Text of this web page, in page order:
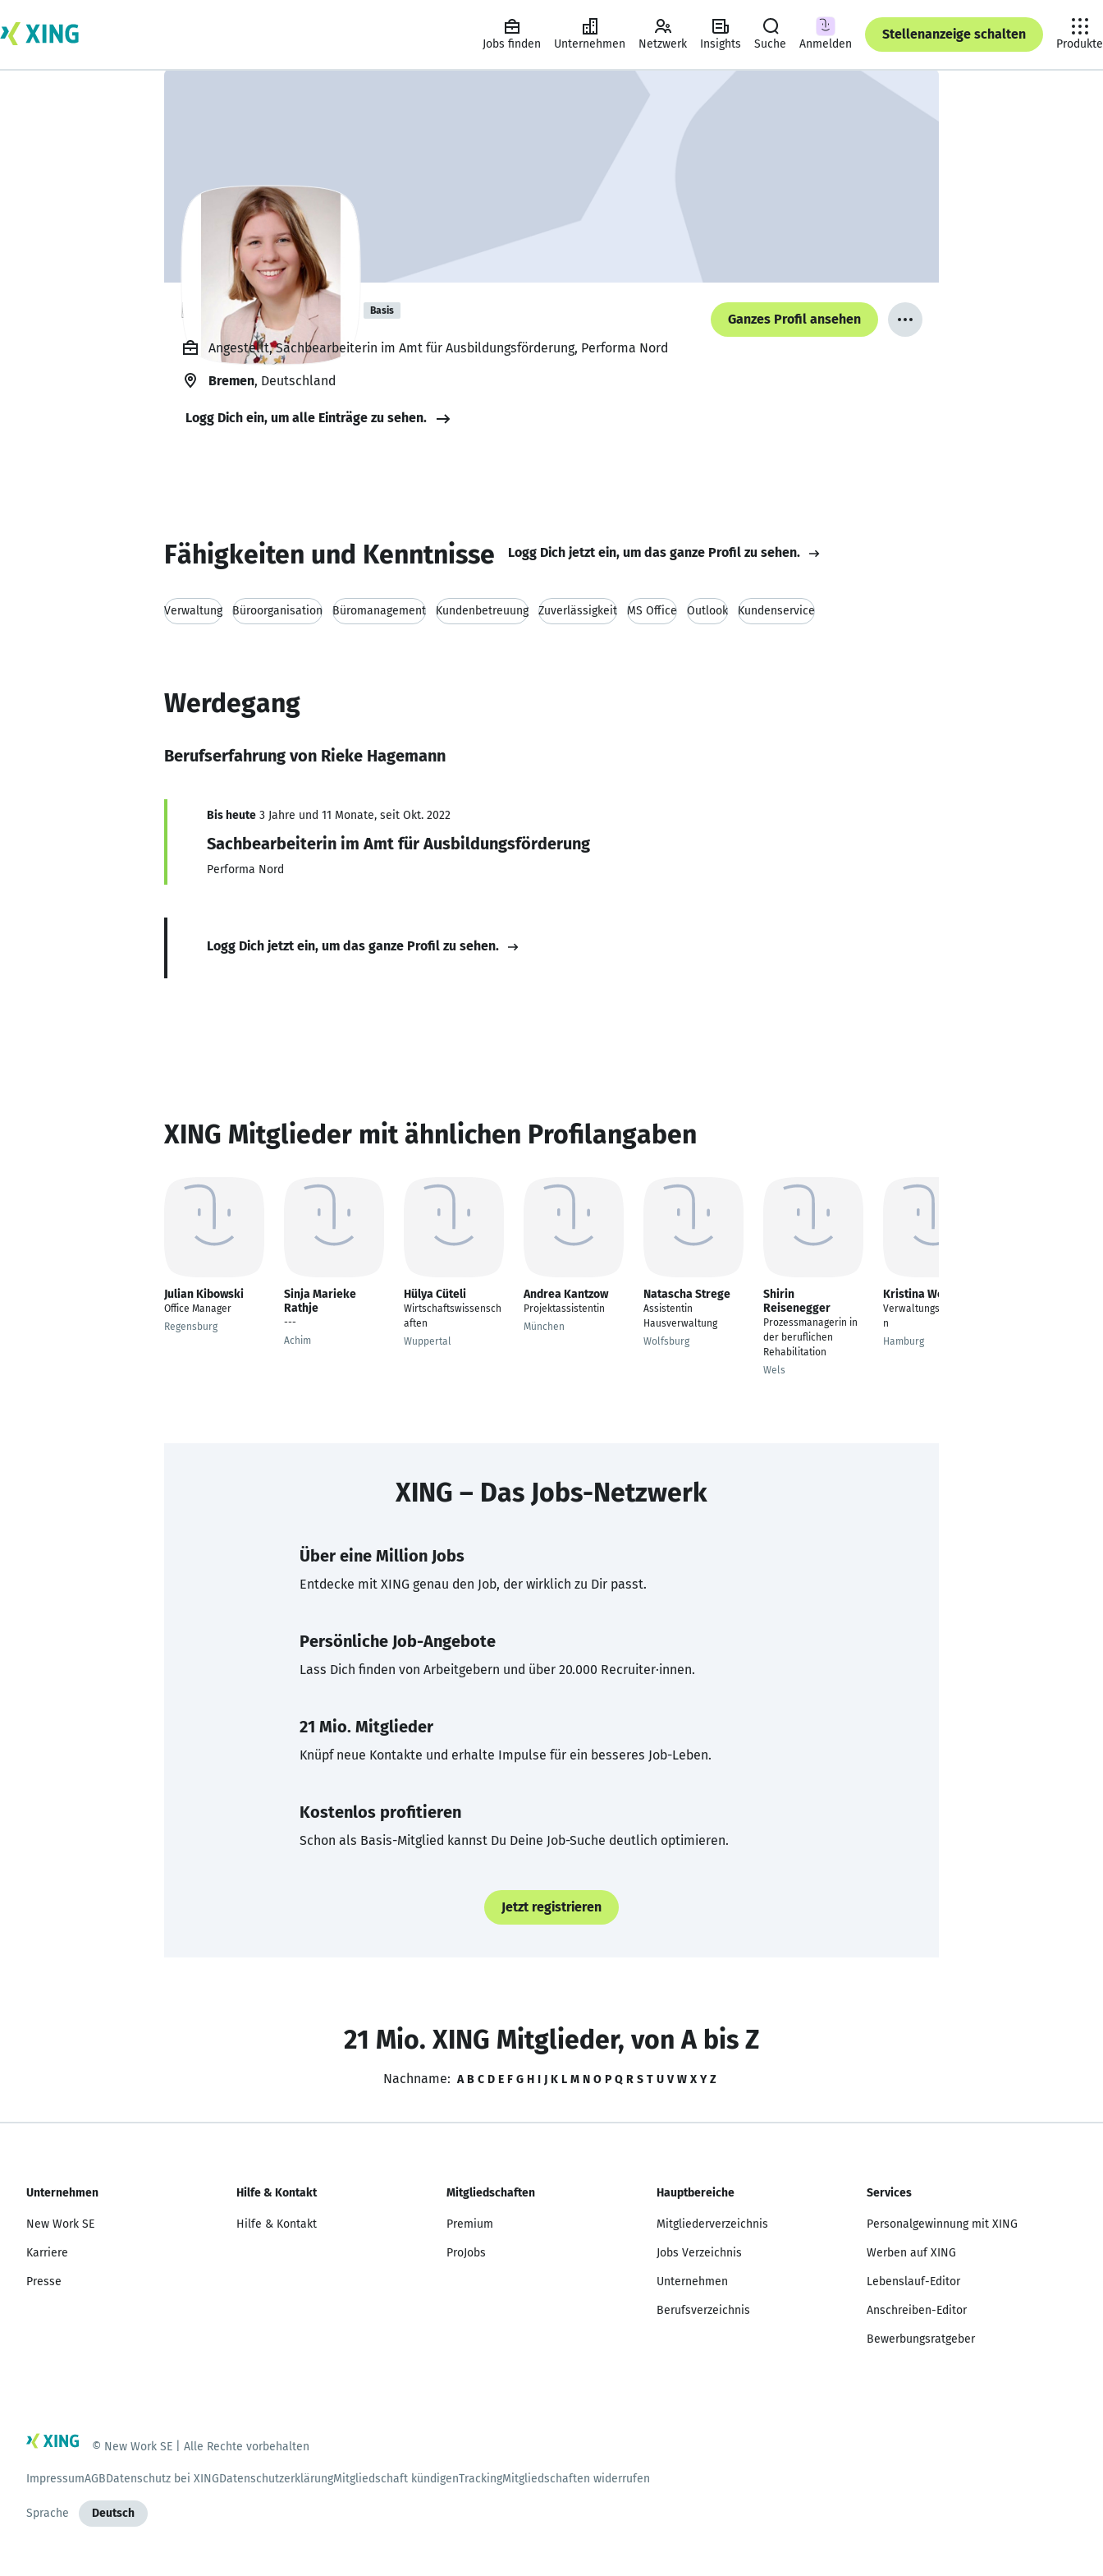
Jobs finden Unternehmen Netzwerk Insights Suche Anmelden
Stellenanzeige schalten
Produkte
Rieke Hagemann Basis
Ganzes Profil ansehen
Angestellt, Sachbearbeiterin im Amt für Ausbildungsförderung, Performa Nord
Bremen, Deutschland
Logg Dich ein, um alle Einträge zu sehen.
Fähigkeiten und Kenntnisse Logg Dich jetzt ein, um das ganze Profil zu sehen.
Verwaltung Büroorganisation Büromanagement Kundenbetreuung Zuverlässigkeit MS Office Outlook Kundenservice
Werdegang
Berufserfahrung von Rieke Hagemann
Bis heute 3 Jahre und 11 Monate, seit Okt. 2022
Sachbearbeiterin im Amt für Ausbildungsförderung
Performa Nord
Logg Dich jetzt ein, um das ganze Profil zu sehen.
XING Mitglieder mit ähnlichen Profilangaben
Julian Kibowski
Office Manager
Regensburg
Sinja Marieke
Rathje
---
Achim
Hülya Cüteli
Wirtschaftswissensch
aften
Wuppertal
Andrea Kantzow
Projektassistentin
München
Natascha Strege
Assistentin
Hausverwaltung
Wolfsburg
Shirin
Reisenegger
Prozessmanagerin in
der beruflichen
Rehabilitation
Wels
Kristina Weißheim
Verwaltungsassistenti
n
Hamburg
XING – Das Jobs-Netzwerk
Über eine Million Jobs
Entdecke mit XING genau den Job, der wirklich zu Dir passt.
Persönliche Job-Angebote
Lass Dich finden von Arbeitgebern und über 20.000 Recruiter·innen.
21 Mio. Mitglieder
Knüpf neue Kontakte und erhalte Impulse für ein besseres Job-Leben.
Kostenlos profitieren
Schon als Basis-Mitglied kannst Du Deine Job-Suche deutlich optimieren.
Jetzt registrieren
21 Mio. XING Mitglieder, von A bis Z
Nachname: A B C D E F G H I J K L M N O P Q R S T U V W X Y Z
Unternehmen
New Work SE
Karriere
Presse
Hilfe & Kontakt
Hilfe & Kontakt
Mitgliedschaften
Premium
ProJobs
Hauptbereiche
Mitgliederverzeichnis
Jobs Verzeichnis
Unternehmen
Berufsverzeichnis
Services
Personalgewinnung mit XING
Werben auf XING
Lebenslauf-Editor
Anschreiben-Editor
Bewerbungsratgeber
© New Work SE | Alle Rechte vorbehalten
ImpressumAGBDatenschutz bei XINGDatenschutzerklärungMitgliedschaft kündigenTrackingMitgliedschaften widerrufen
Sprache Deutsch